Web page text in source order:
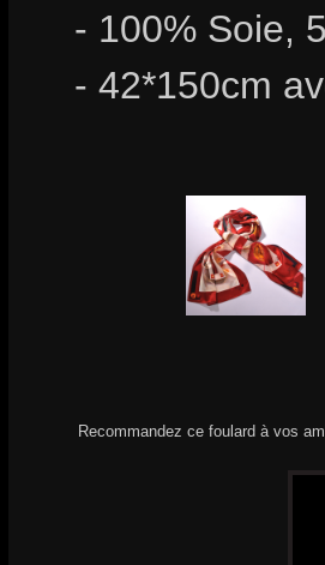
- 100% Soie,
- 42*150cm
Recommandez ce foulard à vos